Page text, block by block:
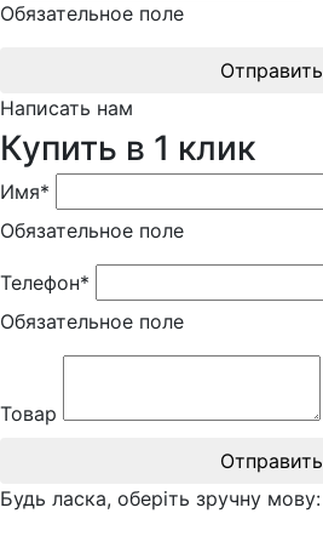
Обязательное поле
Отправить
Написать нам
Купить в 1 клик
Имя*
Обязательное поле
Телефон*
Обязательное поле
Товар
Отправить
Будь ласка, оберіть зручну мову: